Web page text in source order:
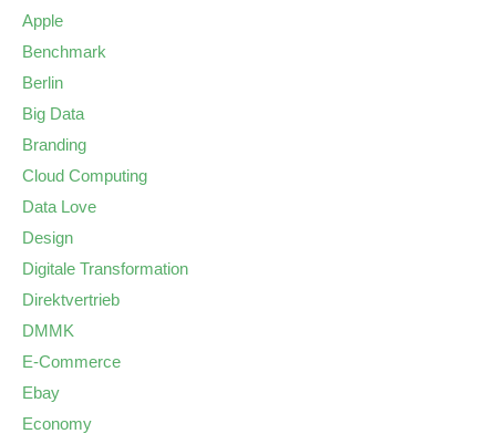
Apple
Benchmark
Berlin
Big Data
Branding
Cloud Computing
Data Love
Design
Digitale Transformation
Direktvertrieb
DMMK
E-Commerce
Ebay
Economy